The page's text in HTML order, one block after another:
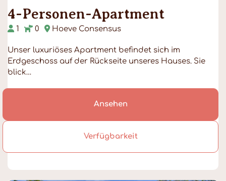
4-Personen-Apartment
1 0 Hoeve Consensus
Unser luxuriöses Apartment befindet sich im
Erdgeschoss auf der Rückseite unseres Hauses. Sie
blick…
Ansehen
Verfügbarkeit